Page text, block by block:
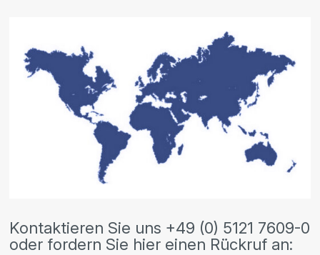
Kontaktieren Sie uns +49 (0) 5121 7609-0
oder fordern Sie hier einen Rückruf an: